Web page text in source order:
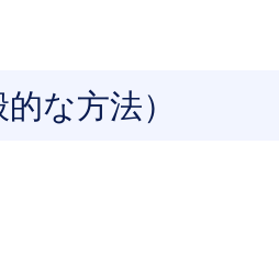
な方法）